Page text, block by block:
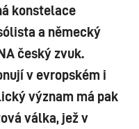
konstelace
a německý
český zvuk.
v evropském i
význam má pak
válka, jež v